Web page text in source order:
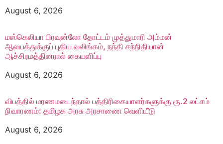
August 6, 2026
மஸ்கெலியா பிரவுன்லோ தோட்டம் முத்துமாரி அம்மன்
ஆலயத்துக்குப் புதிய வலிங்கம், நந்தி சந்நிதியான்
ஆச்சிரமத்தினரால் கையளிப்பு
August 6, 2026
விபத்தில் மரணமடைந்தால் பத்திரிகையாளர்களுக்கு ரூ.2 லட்சம்
நிவாரணம்: தமிழக அரசு அரசாணை வெளியீடு
August 6, 2026